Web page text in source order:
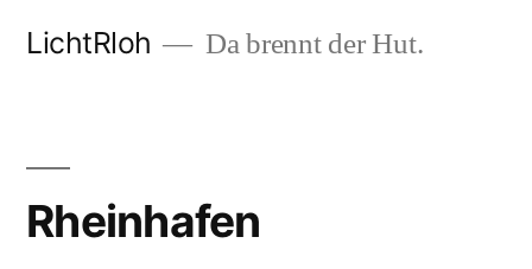
LichtRloh Da brennt der Hut.
Rheinhafen